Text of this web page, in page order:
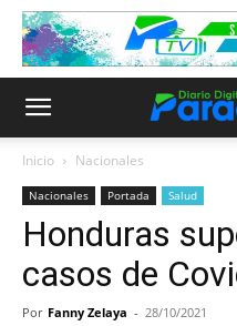
Inicio Nacionales
Nacionales Portada Salud
Honduras
casos de
Por Fanny Zelaya - 28/10/2021